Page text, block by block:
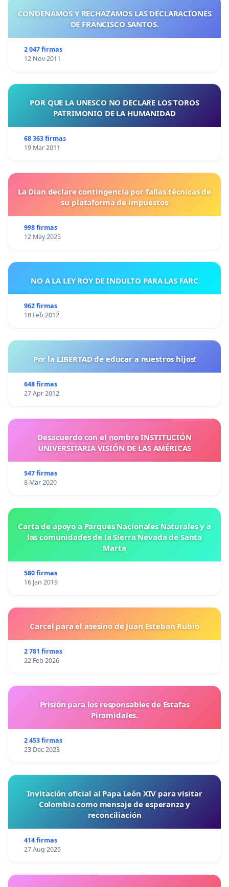
​Army, el fandom más grande del mundo.
CONDENAMOS Y RECHAZAMOS LAS DECLARACIONES
DE FRANCISCO SANTOS.
2 047 firmas
12 Nov 2011
POR QUE LA UNESCO NO DECLARE LOS TOROS
PATRIMONIO DE LA HUMANIDAD
68 363 firmas
19 Mar 2011
La Dian declare contingencia por fallas técnicas de
su plataforma de impuestos
998 firmas
12 May 2025
NO A LA LEY ROY DE INDULTO PARA LAS FARC
962 firmas
18 Feb 2012
Por la LIBERTAD de educar a nuestros hijos!
648 firmas
27 Apr 2012
Desacuerdo con el nombre INSTITUCIÓN
UNIVERSITARIA VISIÓN DE LAS AMÉRICAS
547 firmas
8 Mar 2020
Carta de apoyo a Parques Nacionales Naturales y a
las comunidades de la Sierra Nevada de Santa
Marta
580 firmas
16 Jan 2019
Carcel para el asesino de Juan Esteban Rubio
2 781 firmas
22 Feb 2026
Prisión para los responsables de Estafas
Piramidales.
2 453 firmas
23 Dec 2023
Invitación oficial al Papa León XIV para visitar
Colombia como mensaje de esperanza y
reconciliación
414 firmas
27 Aug 2025